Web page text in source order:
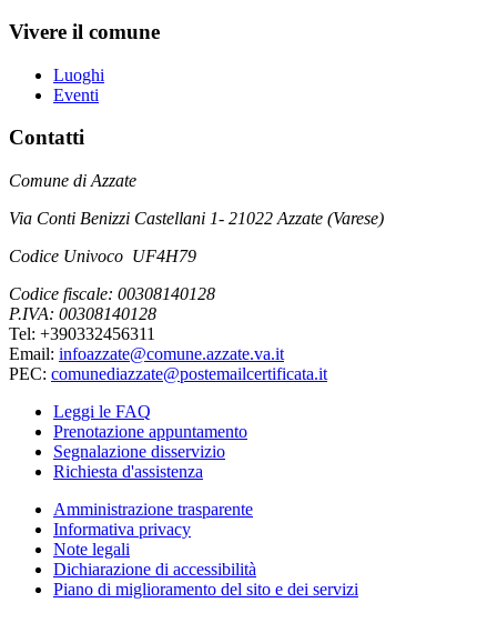
Vivere il comune
Luoghi
Eventi
Contatti
Comune di Azzate
Via Conti Benizzi Castellani 1- 21022 Azzate (Varese)
Codice Univoco UF4H79
Codice fiscale: 00308140128
P.IVA: 00308140128
Tel: +390332456311
Email: infoazzate@comune.azzate.va.it
PEC: comunediazzate@postemailcertificata.it
Leggi le FAQ
Prenotazione appuntamento
Segnalazione disservizio
Richiesta d'assistenza
Amministrazione trasparente
Informativa privacy
Note legali
Dichiarazione di accessibilità
Piano di miglioramento del sito e dei servizi